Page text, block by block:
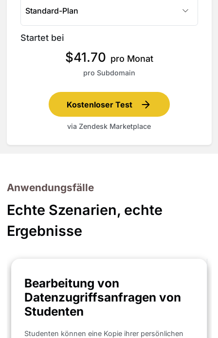
Standard-Plan
Startet bei
$41.70 pro Monat
pro Subdomain
Kostenloser Test
via Zendesk Marketplace
Anwendungsfälle
Echte Szenarien, echte
Ergebnisse
Bearbeitung von
Datenzugriffsanfragen von
Studenten
Studenten können eine Kopie ihrer persönlichen